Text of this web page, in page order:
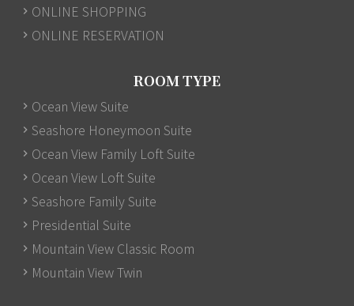
ONLINE SHOPPING
ONLINE RESERVATION
ROOM TYPE
Ocean View Suite
Seashore Honeymoon Suite
Ocean View Family Loft Suite
Ocean View Loft Suite
Seashore Family Suite
Presidential Suite
Mountain View Classic Room
Mountain View Twin